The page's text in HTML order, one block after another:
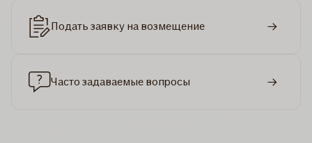
Подать заявку на возмещение
Часто задаваемые вопросы